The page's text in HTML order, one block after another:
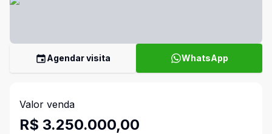
Agendar visita WhatsApp
Valor venda
R$ 3.250.000,00